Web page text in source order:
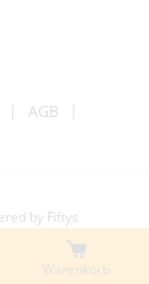
Warenkorb
AGB
by Fiftys